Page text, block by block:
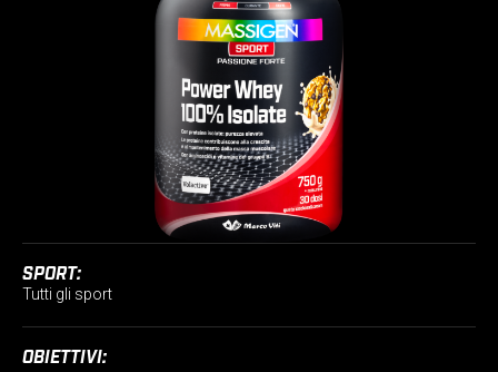
SPORT:
Tutti gli sport
OBIETTIVI: